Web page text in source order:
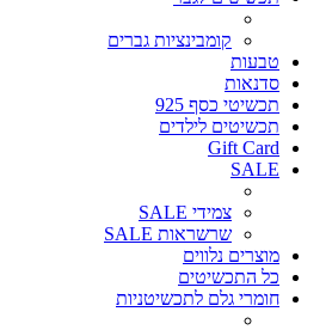
קומבינציות גברים
טבעות
סדנאות
תכשיטי כסף 925
תכשיטים לילדים
Gift Card
SALE
צמידי SALE
שרשראות SALE
מוצרים נלווים
כל התכשיטים
חומרי גלם לתכשיטניות